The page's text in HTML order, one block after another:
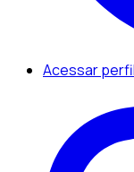
Acessar